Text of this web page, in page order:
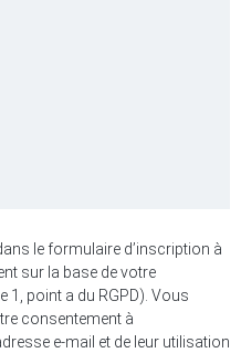
le formulaire d’inscription à
sur la base de votre
1, point a du RGPD). Vous
consentement à
e-mail et de leur utilisation